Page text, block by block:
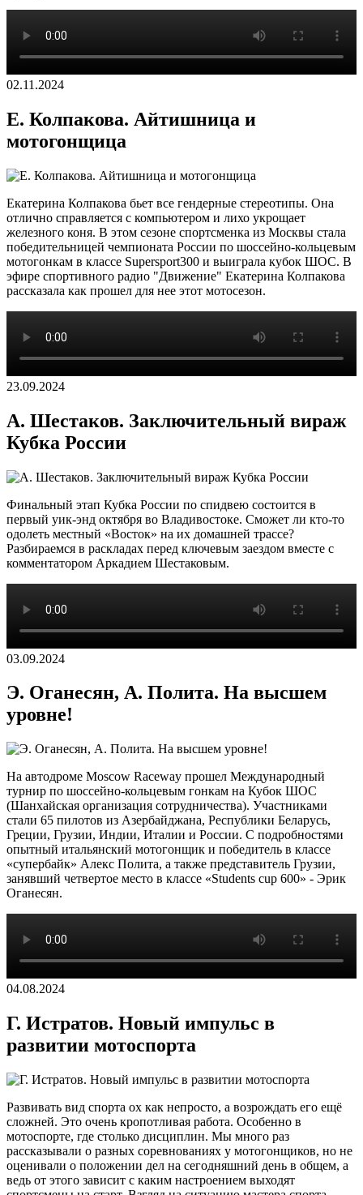
02.11.2024
Е. Колпакова. Айтишница и
мотогонщица
Екатерина Колпакова бьет все гендерные стереотипы. Она
отлично справляется с компьютером и лихо укрощает
железного коня. В этом сезоне спортсменка из Москвы стала
победительницей чемпионата России по шоссейно-кольцевым
мотогонкам в классе Supersport300 и выиграла кубок ШОС. В
эфире спортивного радио "Движение" Екатерина Колпакова
рассказала как прошел для нее этот мотосезон.
23.09.2024
А. Шестаков. Заключительный вираж
Кубка России
Финальный этап Кубка России по спидвею состоится в
первый уик-энд октября во Владивостоке. Сможет ли кто-то
одолеть местный «Восток» на их домашней трассе?
Разбираемся в раскладах перед ключевым заездом вместе с
комментатором Аркадием Шестаковым.
03.09.2024
Э. Оганесян, А. Полита. На высшем
уровне!
На автодроме Moscow Raceway прошел Международный
турнир по шоссейно-кольцевым гонкам на Кубок ШОС
(Шанхайская организация сотрудничества). Участниками
стали 65 пилотов из Азербайджана, Республики Беларусь,
Греции, Грузии, Индии, Италии и России. С подробностями
опытный итальянский мотогонщик и победитель в классе
«супербайк» Алекс Полита, а также представитель Грузии,
занявший четвертое место в классе «Students cup 600» - Эрик
Оганесян.
04.08.2024
Г. Истратов. Новый импульс в
развитии мотоспорта
Развивать вид спорта ох как непросто, а возрождать его ещё
сложней. Это очень кропотливая работа. Особенно в
мотоспорте, где столько дисциплин. Мы много раз
рассказывали о разных соревнованиях у мотогонщиков, но не
оценивали о положении дел на сегодняшний день в общем, а
ведь от этого зависит с каким настроением выходят